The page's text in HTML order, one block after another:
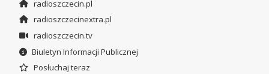
radioszczecin.pl
radioszczecinextra.pl
radioszczecin.tv
Biuletyn Informacji Publicznej
Posłuchaj teraz